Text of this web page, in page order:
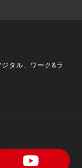
タル、ワーク&ラ